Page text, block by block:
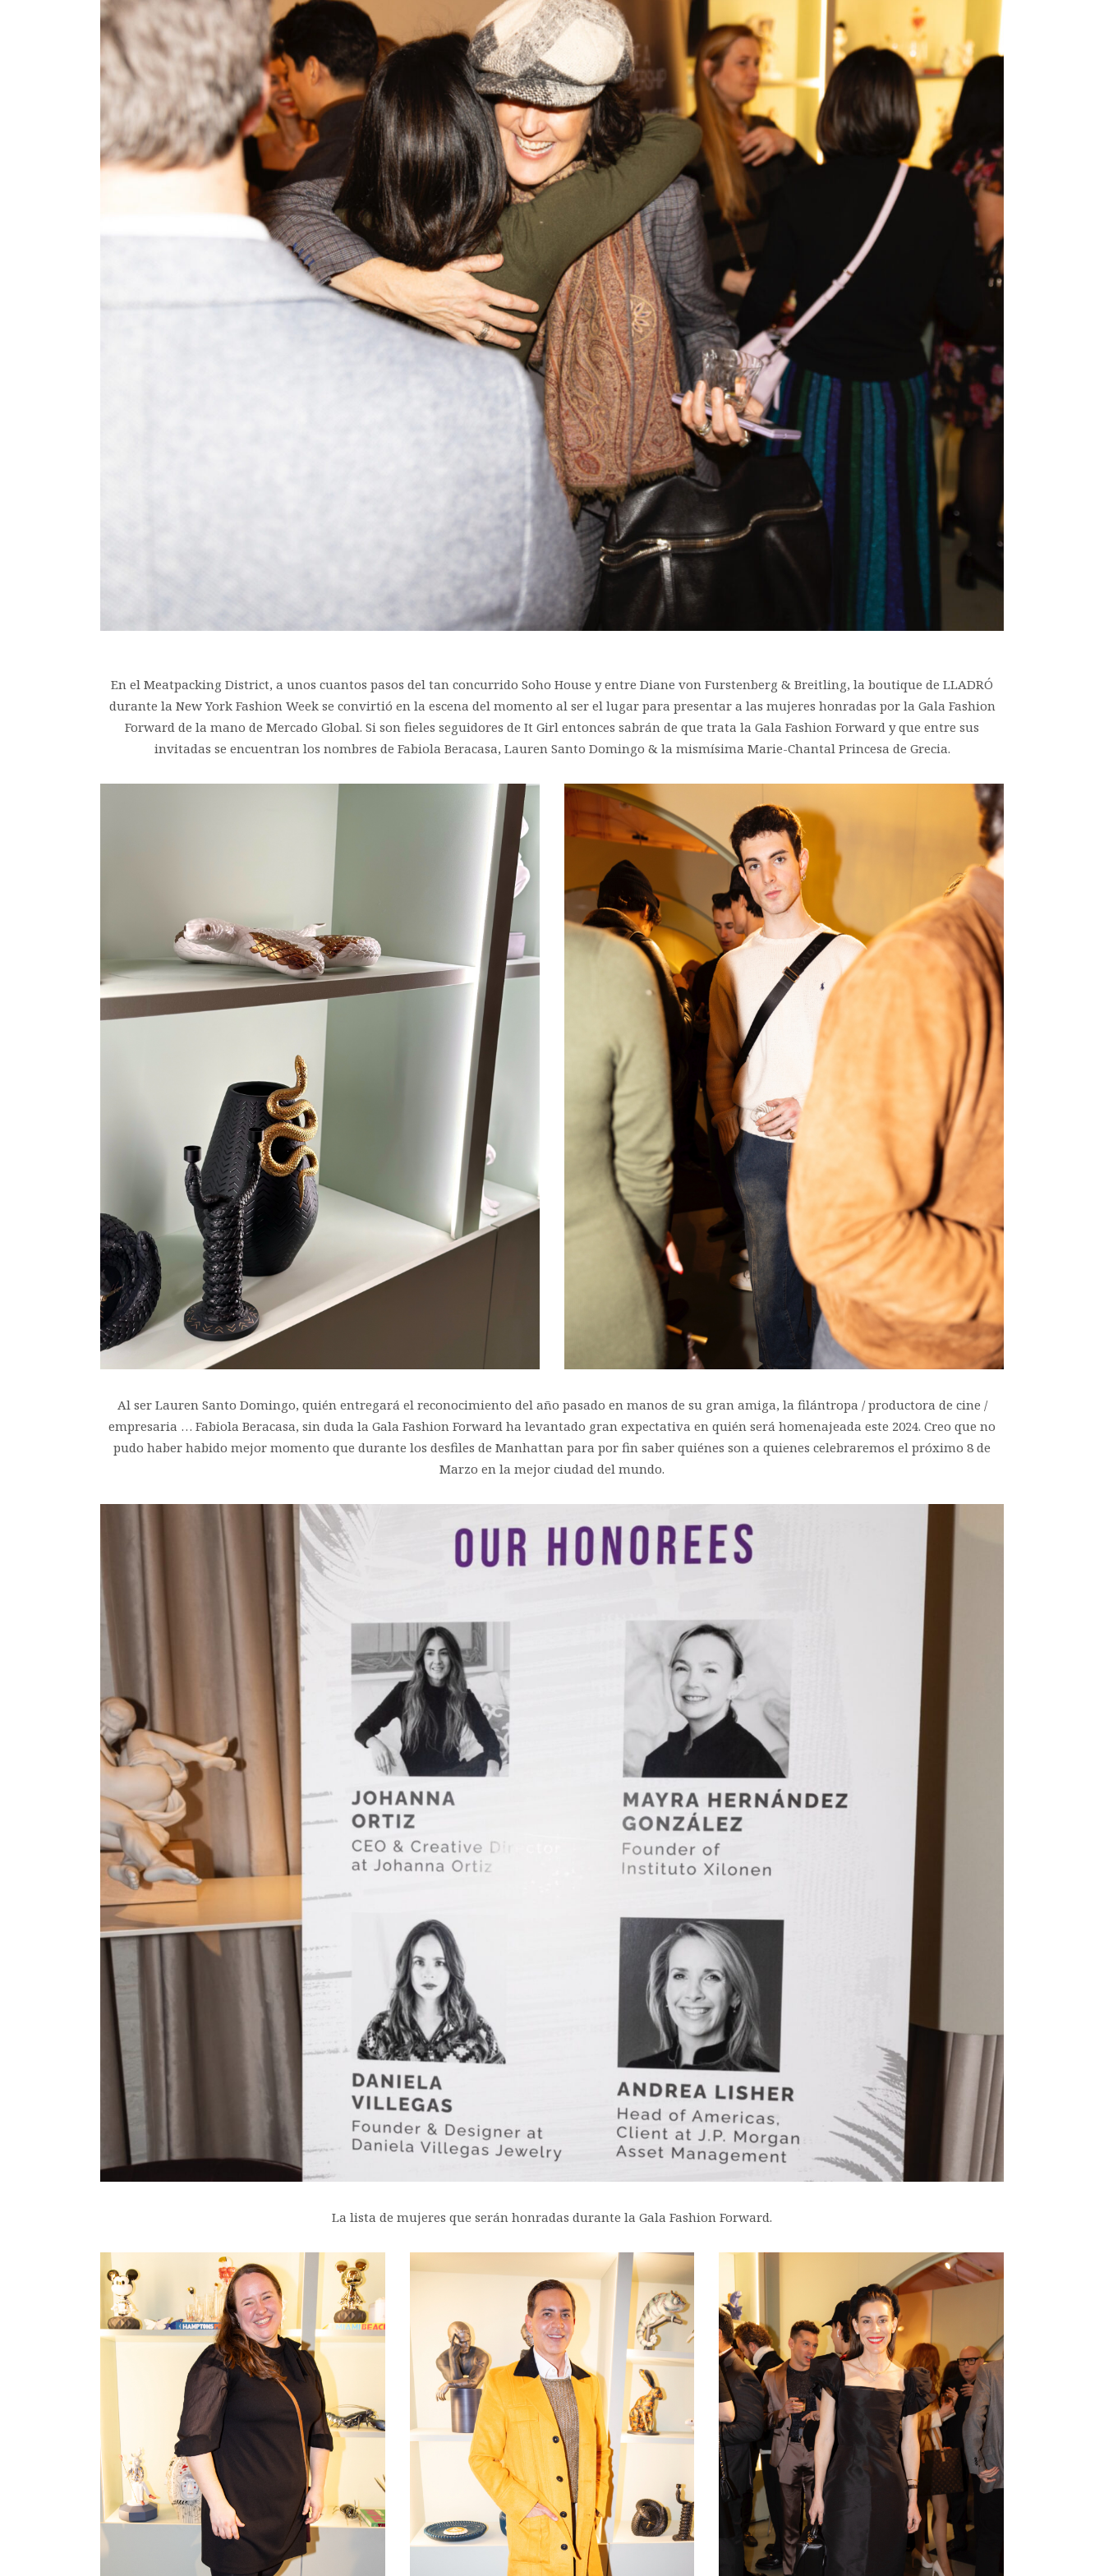
En el Meatpacking District, a unos cuantos pasos del tan concurrido Soho House y entre Diane von Furstenberg & Breitling, la boutique de LLADRÓ
durante la New York Fashion Week se convirtió en la escena del momento al ser el lugar para presentar a las mujeres honradas por la Gala Fashion
Forward de la mano de Mercado Global. Si son fieles seguidores de It Girl entonces sabrán de que trata la Gala Fashion Forward y que entre sus
invitadas se encuentran los nombres de Fabiola Beracasa, Lauren Santo Domingo & la mismísima Marie-Chantal Princesa de Grecia.
Al ser Lauren Santo Domingo, quién entregará el reconocimiento del año pasado en manos de su gran amiga, la filántropa / productora de cine /
empresaria … Fabiola Beracasa, sin duda la Gala Fashion Forward ha levantado gran expectativa en quién será homenajeada este 2024. Creo que no
pudo haber habido mejor momento que durante los desfiles de Manhattan para por fin saber quiénes son a quienes celebraremos el próximo 8 de
Marzo en la mejor ciudad del mundo.
La lista de mujeres que serán honradas durante la Gala Fashion Forward.